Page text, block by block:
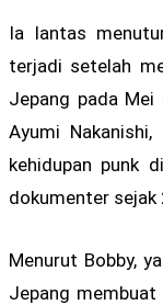
Ia lantas
terjadi setelah
Jepang pada
Ayumi
kehidupan punk
dokumenter
Menurut Bobby,
Jepang